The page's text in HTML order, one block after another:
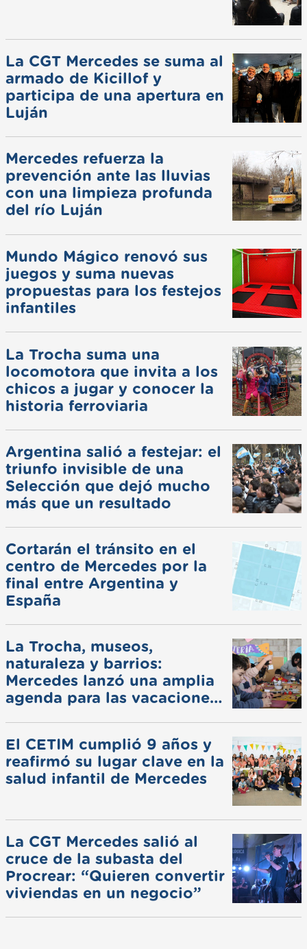
La CGT Mercedes se suma al
armado de Kicillof y
participa de una apertura en
Luján
Mercedes refuerza la
prevención ante las lluvias
con una limpieza profunda
del río Luján
Mundo Mágico renovó sus
juegos y suma nuevas
propuestas para los festejos
infantiles
La Trocha suma una
locomotora que invita a los
chicos a jugar y conocer la
historia ferroviaria
Argentina salió a festejar: el
triunfo invisible de una
Selección que dejó mucho
más que un resultado
Cortarán el tránsito en el
centro de Mercedes por la
final entre Argentina y
España
La Trocha, museos,
naturaleza y barrios:
Mercedes lanzó una amplia
agenda para las vacaciones
El CETIM cumplió 9 años y
reafirmó su lugar clave en la
salud infantil de Mercedes
La CGT Mercedes salió al
cruce de la subasta del
Procrear: “Quieren convertir
viviendas en un negocio”